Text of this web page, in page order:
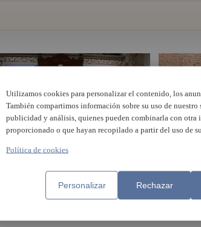
Multitudinària Ofrena i Processó
per a acomiadar les Festes del
Carme 2023 d’Alaquàs
Utilizamos cookies para personalizar el contenido, los
También compartimos información sobre su uso de
publicidad y análisis, quienes pueden combinarla con otra
proporcionado o que hayan recopilado a partir del uso de
Política de cookies
Personalizar Rechazar